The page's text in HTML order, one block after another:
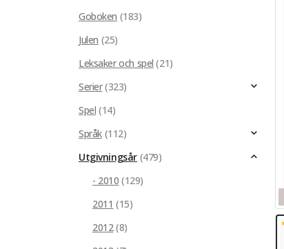
Goboken (183)
Julen (25)
Leksaker och spel (21)
Serier(323)
Spel (14)
Språk (112)
Utgivningsår (479)
- 2010 (129)
2011 (15)
2012(8)